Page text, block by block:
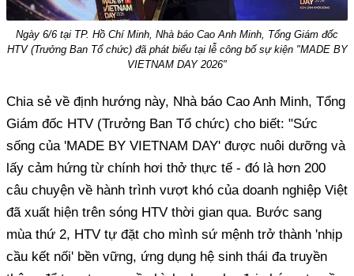
Ngày 6/6 tại TP. Hồ Chí Minh, Nhà báo Cao Anh Minh, Tổng Giám đốc
HTV (Trưởng Ban Tổ chức) đã phát biểu tại lễ công bố sự kiện "MADE BY
VIETNAM DAY 2026"
Chia sẻ về định hướng này, Nhà báo Cao Anh Minh, Tổng
Giám đốc HTV (Trưởng Ban Tổ chức) cho biết: "Sức
sống của 'MADE BY VIETNAM DAY' được nuôi dưỡng và
lấy cảm hứng từ chính hơi thở thực tế - đó là hơn 200
câu chuyện về hành trình vượt khó của doanh nghiệp Việt
đã xuất hiện trên sóng HTV thời gian qua. Bước sang
mùa thứ 2, HTV tự đặt cho mình sứ mệnh trở thành 'nhịp
cầu kết nối' bền vững, ứng dụng hệ sinh thái đa truyền